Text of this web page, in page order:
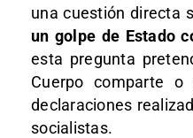
una cuestión directa
un golpe de Estado
esta pregunta
Cuerpo comparte o
declaraciones
socialistas.